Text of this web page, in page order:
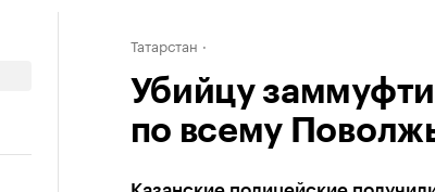
Татарстан
Убийцу
по всему